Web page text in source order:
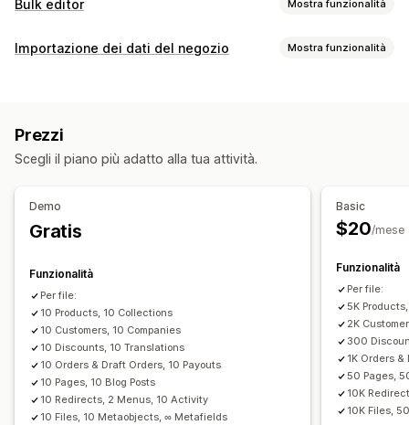
Bulk editor Mostra funzionalità
Risorse modificabili
Azioni
Importazione ed esportazione di CSV
Migrazione dei dati
Sincronizzazione dei dati
Importazione dei dati del negozio Mostra funzionalità
Sincronizzazione degli ordini
Sincronizzazione dei prodotti
Esportazione programmata
Importazione programmata
FTP/SFTP
Supporto di file di grandi dimensioni
Aggiornamenti in blocco Collezioni
Scorte
Metafield Ordini Prodotti Cambio di piattaforma
Prezzi
Scegli il piano più adatto alla tua attività.
Demo
Gratis
Funzionalità
Per file:
10 Products, 10 Collections
10 Customers, 10 Companies
10 Discounts, 10 Translations
10 Orders & Draft Orders, 10 Payouts
10 Pages, 10 Blog Posts
10 Redirects, 2 Menus, 10 Activity
10 Files, 10 Metaobjects, ∞ Metafields
Basic
$20/mese
Funzionalità
Per file:
5K
2K
300
1K Orders
50 Pages,
10K
10K Files,